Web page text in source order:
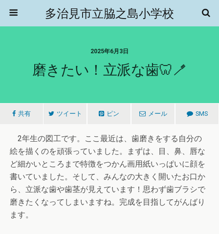
多治見市立脇之島小学校
2025年6月3日
磨きたい！立派な歯🦷🪥
共有 ツイート ピン メール SMS
2年生の図工です。ここ最近は、歯磨きをする自分の
絵を描くのを頑張っていました。まずは、目、鼻、唇な
ど細かいところまで特徴をつかん画用紙いっぱいに顔を
書いていました。そして、みんなの大きく開いたお口か
ら、立派な歯や歯茎が見えています！思わず歯ブラシで
磨きたくなってしまいますね。完成を目指してがんばり
ます。